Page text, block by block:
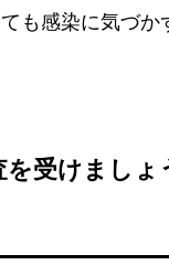
も感染に気づ
受けましょ